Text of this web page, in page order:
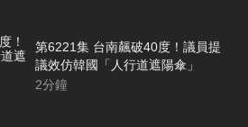
第6221集 台南飆破40度！議員提
議效仿韓國「人行道遮陽傘」
2分鐘